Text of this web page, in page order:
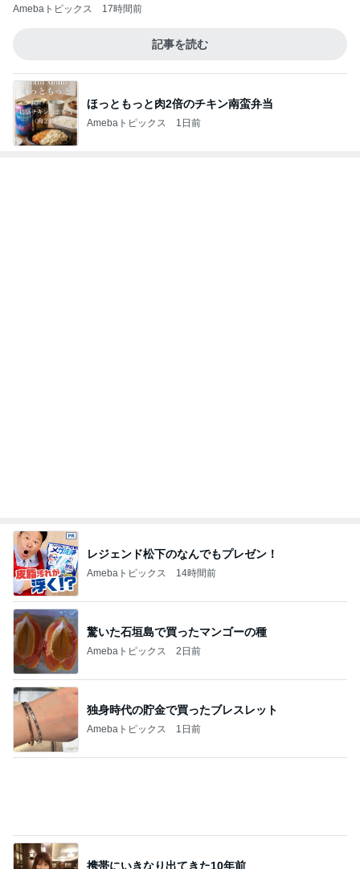
Amebaトピックス 17時間前
記事を読む
ほっともっと肉2倍のチキン南蛮弁当
Amebaトピックス 1日前
大阪と比べ濃いと感じた丸亀の出汁
エアコンを止めて過ごす清々しい午後